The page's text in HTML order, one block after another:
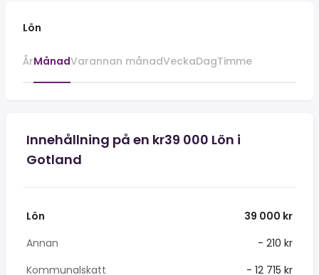
Lön
ÅrMånadVarannan månadVeckaDagTimme
Innehållning på en kr39 000 Lön i
Gotland
Lön
39 000 kr
Annan
- 210 kr
Kommunalskatt
- 12 715 kr